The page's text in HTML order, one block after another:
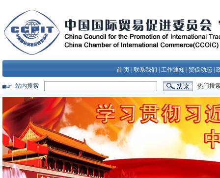
首 页 联系我们 工作通知 贸促动态
站内搜索 热门搜